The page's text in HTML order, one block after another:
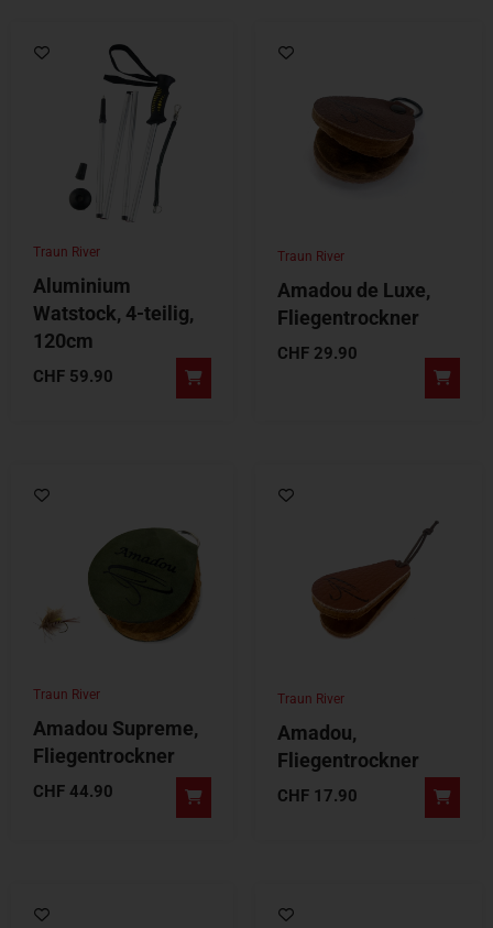
Traun River
Aluminium
Watstock, 4-teilig,
120cm
CHF 59.90
Traun River
Amadou de Luxe,
Fliegentrockner
CHF 29.90
Traun River
Amadou Supreme,
Fliegentrockner
CHF 44.90
Traun River
Amadou,
Fliegentrockner
CHF 17.90